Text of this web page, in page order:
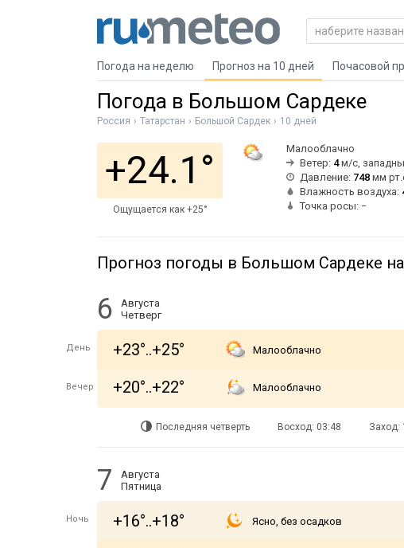
Погода на неделю Прогноз на 10 дней Почасовой
Погода в Большом Сардеке
Россия Татарстан Большой Сардек 10 дней
+24.1°
Ощущается как +25°
Малооблачно
Ветер: 4м/с,
Давление: 748 мм
Влажность воздуха:
Точка росы: −
Прогноз погоды в Большом Сардеке
6
Августа
Четверг
День +23°..+25° Малооблачно
Вечер +20°..+22° Малооблачно
Последняя четверть Восход: 03:48 Заход:
7
Августа
Пятница
Ночь +16°..+18° Ясно, без осадков